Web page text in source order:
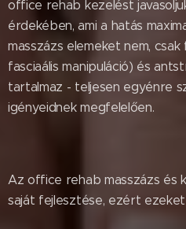
office rehab kezelést
érdekében, ami a hatás
masszázs elemeket nem,
fasciaális manipuláció) és
tartalmaz - teljesen egyénre
igényeidnek megfelelően.
Az office rehab masszázs és
saját fejlesztése, ezért